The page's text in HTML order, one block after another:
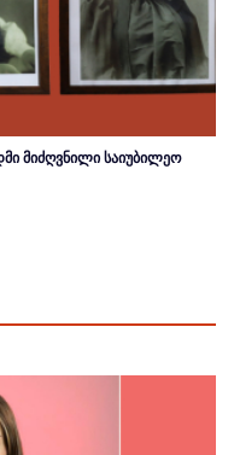
მიძღვნილი საიუბილეო